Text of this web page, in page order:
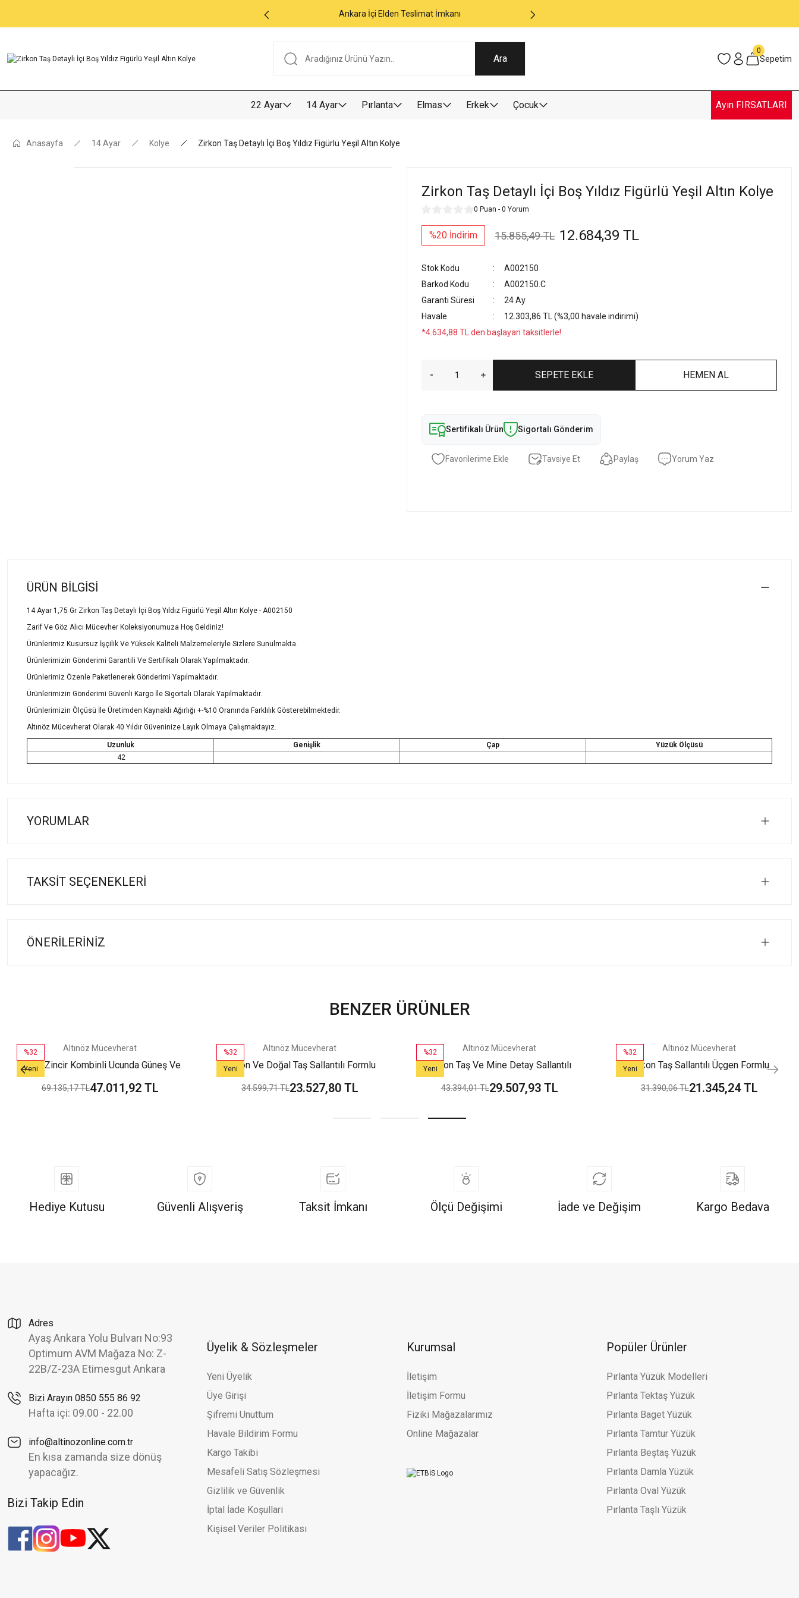
Ankara İçi Elden Teslimat İmkanı
Ara Sepetim
0
22 Ayar 14 Ayar Pırlanta Elmas Erkek Çocuk Ayın FIRSATLARI
Anasayfa 14 Ayar Kolye Zirkon Taş Detaylı İçi Boş Yıldız Figürlü Yeşil Altın Kolye
Zirkon Taş Detaylı İçi Boş Yıldız Figürlü Yeşil Altın Kolye
0 Puan - 0 Yorum
%20 İndirim 15.855,49 TL 12.684,39 TL
Stok Kodu
A002150
Barkod Kodu
A002150.C
Garanti Süresi
24 Ay
Havale
12.303,86 TL (%3,00 havale indirimi)
*4.634,88 TL den başlayan taksitlerle!
SEPETE EKLE HEMEN AL
Sertifikalı Ürün Sigortalı Gönderim
Tavsiye Et Paylaş Yorum Yaz
ÜRÜN BILGISI
14 Ayar 1,75 Gr Zirkon Taş Detaylı İçi Boş Yıldız Figürlü Yeşil Altın Kolye - A002150
Zarif Ve Göz Alıcı Mücevher Koleksiyonumuza Hoş Geldiniz!
Ürünlerimiz Kusursuz İşçilik Ve Yüksek Kaliteli Malzemeleriyle Sizlere Sunulmakta.
Ürünlerimizin Gönderimi Garantili Ve Sertifikalı Olarak Yapılmaktadır.
Ürünlerimiz Özenle Paketlenerek Gönderimi Yapılmaktadır.
Ürünlerimizin Gönderimi Güvenli Kargo İle Sigortalı Olarak Yapılmaktadır.
Ürünlerimizin Ölçüsü İle Üretimden Kaynaklı Ağırlığı +-%10 Oranında Farklılık Gösterebilmektedir.
Altınöz Mücevherat Olarak 40 Yıldır Güveninize Layık Olmaya Çalışmaktayız.
Uzunluk Genişlik Çap
Yüzük Ölçüsü
42
YORUMLAR
TAKSIT SEÇENEKLERI
ÖNERILERINIZ
BENZER ÜRÜNLER
%32
Yeni
Altınöz Mücevherat
Farklı Zincir Kombinli Ucunda Güneş Ve
Nazar Boncuk Detaylı Şık Yeşil Altın
Kolye
69.135,17 TL47.011,92 TL
%32
Yeni
Altınöz Mücevherat
Zirkon Ve Doğal Taş Sallantılı Formlu
Modern Tarz Şık Yeşil Altın Kolye
34.599,71 TL23.527,80 TL
%32
Yeni
Altınöz Mücevherat
Zirkon Taş Ve Mine Detay Sallantılı
Modern Tarz Şık Yeşil Altın Kolye
43.394,01 TL29.507,93 TL
%32
Yeni
Altınöz Mücevherat
Zirkon Taş Sallantılı Üçgen Formlu
Modern Tarz Şık Yeşil Altın Kolye
31.390,06 TL21.345,24 TL
Hediye Kutusu Güvenli Alışveriş Taksit İmkanı Ölçü Değişimi İade ve Değişim Kargo Bedava
Adres
Ayaş Ankara Yolu Bulvarı No:93
Optimum AVM Mağaza No: Z-
22B/Z-23A Etimesgut Ankara
Bizi Arayın 0850 555 86 92
Hafta içi: 09.00 - 22.00
info@altinozonline.com.tr
En kısa zamanda size dönüş
yapacağız.
Bizi Takip Edin
Üyelik & Sözleşmeler
Yeni Üyelik
Üye Girişi
Şifremi Unuttum
Havale Bildirim Formu
Kargo Takibi
Mesafeli Satış Sözleşmesi
Gizlilik ve Güvenlik
İptal İade Koşullari
Kişisel Veriler Politikası
Kurumsal
İletişim
İletişim Formu
Fiziki Mağazalarımız
Online Mağazalar
Popüler Ürünler
Pırlanta Yüzük Modelleri
Pırlanta Tektaş Yüzük
Pırlanta Baget Yüzük
Pırlanta Tamtur Yüzük
Pırlanta Beştaş Yüzük
Pırlanta Damla Yüzük
Pırlanta Oval Yüzük
Pırlanta Taşlı Yüzük